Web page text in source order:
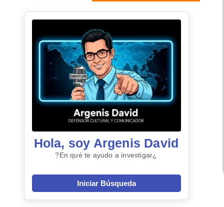
Hola, soy Argenis David
¿En qué te ayudo a investigar?
Iniciar Búsqueda